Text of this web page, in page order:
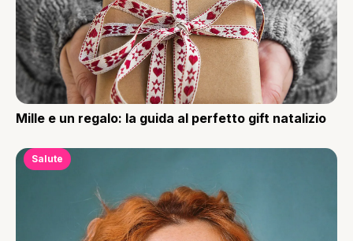
Mille e un regalo: la guida al perfetto gift natalizio
Salute